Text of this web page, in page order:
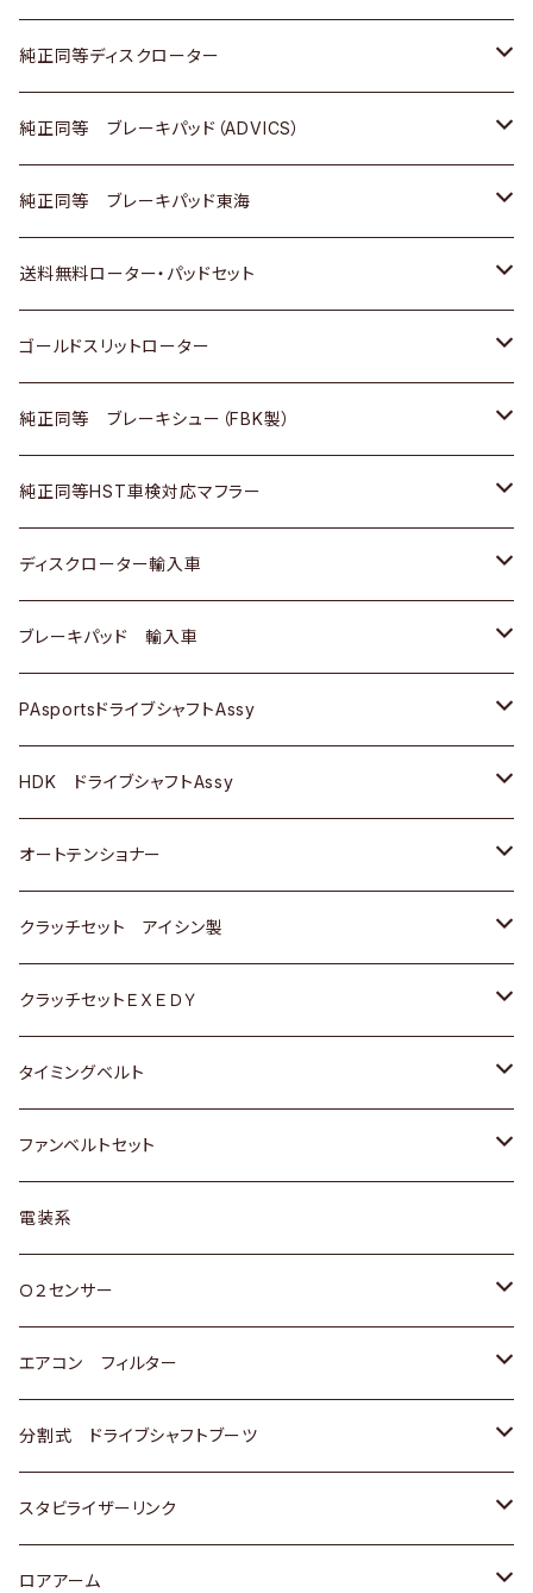
マツダ
三菱
スバル
日野
三菱ふそう
ＢＭＷ
ダイハツ
マツダ
三菱
日野
三菱ふそう
ダイハツ
三菱
日野
三菱ふそう
その他
日産
ダイハツ
マツダ
三菱
スバル
スズキ
日産
いすゞ
ダイハツ
マツダ
三菱
スバル
日産
いすゞ
ダイハツ
マツダ
三菱
トヨタ
ホンダ
スズキ
日産
ダイハツ
マツダ
三菱
スバル
純正同等ディスクローター
トヨタ
ホンダ
スズキ
日産
いすゞ
ダイハツ
マツダ
三菱
スバル
ＢＥＮＺ
純正同等 ブレーキパッド（ADVICS）
トヨタ
ホンダ
スズキ
日産
ダイハツ
マツダ
三菱
スバル
純正同等 ブレーキパッド東海
トヨタ
ホンダ
日産
いすゞ
ダイハツ
マツダ
三菱
スバル
送料無料ローター・パッドセット
トヨタ
ホンダ
スズキ
日産
ダイハツ
マツダ
三菱
スバル
ゴールドスリットローター
トヨタ
ホンダ
スズキ
日産
ダイハツ
マツダ
三菱
スバル
純正同等 ブレーキシュー（FBK製）
ホンダ
スズキ
日産
ダイハツ
マツダ
三菱
スバル
純正同等HST車検対応マフラー
トヨタ
ホンダ
スズキ
日産
いすゞ
ダイハツ
マツダ
三菱
スバル
日野
ディスクローター輸入車
ＡＵＤＩ
ＢＥＮＺ
ＢＭＷ
GOLF
ＷＡＧＥＮ
アストロ（シボレー）
クライスラー
ブレーキパッド 輸入車
ＢＥＮＺ
ＢＭＷ
ＷＡＧＥＮ
ＶＯＬＶＯ
PAsportsドライブシャフトAssy
トヨタ
ホンダ
スズキ
日産
ダイハツ
マツダ
三菱
スバル
HDK ドライブシャフトAssy
スズキ
ダイハツ
日産
ホンダ
マツダ
オートテンショナー
トヨタ
クラッチセット アイシン製
ホンダ
スズキ
ダイハツ
マツダ
三菱
スバル
クラッチセットＥＸＥＤＹ
ホンダ
スズキ
日産
ダイハツ
マツダ
三菱
スバル
タイミングベルト
トヨタ
スズキ
ダイハツ
三菱
スバル
ファンベルトセット
トヨタ
ホンダ
スズキ
日産
いすゞ
ダイハツ
電装系
Ｏ２センサー
トヨタ
ホンダ
スズキ
日産
エアコン フィルター
トヨタ
ホンダ
スズキ
分割式 ドライブシャフトブーツ
トヨタ
ホンダ
スタビライザーリンク
トヨタ
ロアアーム